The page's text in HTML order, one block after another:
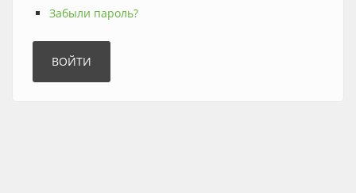
Забыли пароль?